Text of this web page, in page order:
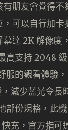
朋友會覺得不
可以自行加卡
達 2K 解像度
高支持 2048
服的觀看體驗
減少藍光令長
部份規格，此
充，官方指可